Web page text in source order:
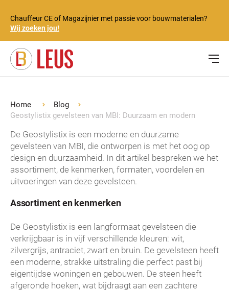
Chauffeur CE of Magazijnier met passie voor bouwmaterialen?
Wij zoeken jou!
Home
Blog
Geostylistix gevelsteen van MBI: Duurzaam en modern
De Geostylistix is een moderne en duurzame
gevelsteen van MBI, die ontworpen is met het oog op
design en duurzaamheid. In dit artikel bespreken we het
assortiment, de kenmerken, formaten, voordelen en
uitvoeringen van deze gevelsteen.
Assortiment en kenmerken
De Geostylistix is een langformaat gevelsteen die
verkrijgbaar is in vijf verschillende kleuren: wit,
zilvergrijs, antraciet, zwart en bruin. De gevelsteen heeft
een moderne, strakke uitstraling die perfect past bij
eigentijdse woningen en gebouwen. De steen heeft
afgeronde hoeken, wat bijdraagt aan een zachtere